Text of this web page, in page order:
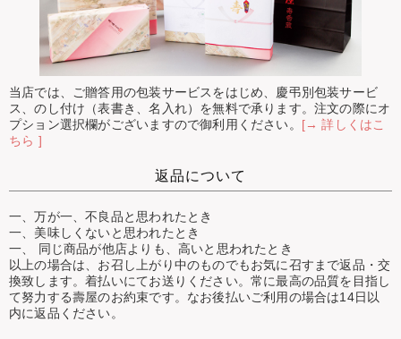
当店では、ご贈答用の包装サービスをはじめ、慶弔別包装サービ
ス、のし付け（表書き、名入れ）を無料で承ります。注文の際にオ
プション選択欄がございますので御利用ください。 [→ 詳しくはこ
ちら ]
返品について
一、万が一、不良品と思われたとき
一、美味しくないと思われたとき
一、 同じ商品が他店よりも、高いと思われたとき
以上の場合は、お召し上がり中のものでもお気に召すまで返品・交
換致します。着払いにてお送りください。常に最高の品質を目指し
て努力する壽屋のお約束です。なお後払いご利用の場合は14日以
内に返品ください。